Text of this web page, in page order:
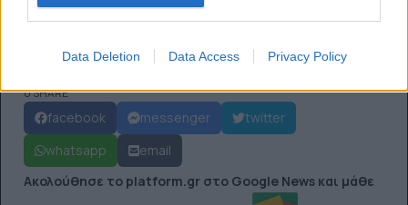
Data Deletion Data Access Privacy Policy
0 SHARE
facebook messenger
twitter
whatsapp
email
Ακολούθησε το platform.gr στο Google News και μάθε